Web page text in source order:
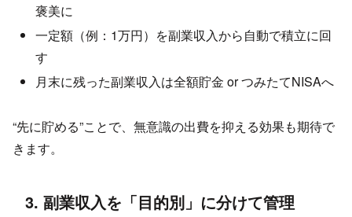
褒美に
一定額（例：1万円）を副業収入から自動で積立に回
す
月末に残った副業収入は全額貯金 or つみたてNISAへ
“先に貯める”ことで、無意識の出費を抑える効果も期待で
きます。
3. 副業収入を「目的別」に分けて管理